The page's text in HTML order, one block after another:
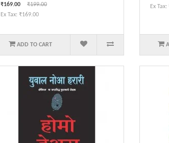
₹169.00
₹199.00
Ex Tax: ₹169.00
ADD TO CART
Ex